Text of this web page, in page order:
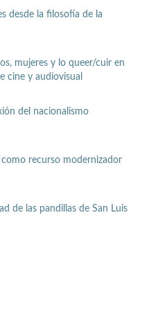
desde la filosofía de la
mujeres y lo queer/cuir en
cine y audiovisual
del nacionalismo
recurso modernizador
de las pandillas de San Luis